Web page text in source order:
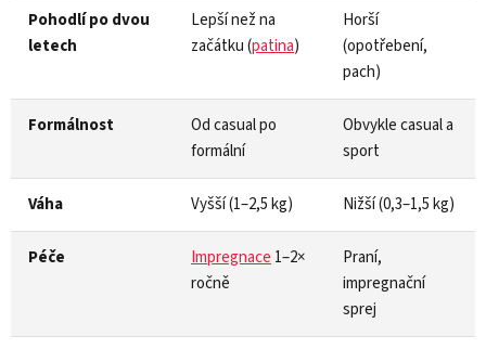
Pohodlí po dvou
letech
Lepší než na
začátku (patina)
Horší
(opotřebení,
pach)
Formálnost
Od casual po
formální
Obvykle casual a
sport
Váha Vyšší (1–2,5 kg) Nižší (0,3–1,5 kg)
Péče Impregnace 1–2×
ročně
Praní,
impregnační
sprej